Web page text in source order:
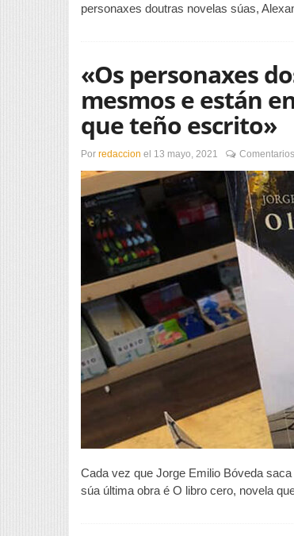
personaxes doutras novelas súas,
«Os personaxes
mesmos e están
que teño escrito»
Por redaccion el 13 mayo, 2021
Cada vez que Jorge Emilio Bóveda
súa última obra é O libro cero, novela